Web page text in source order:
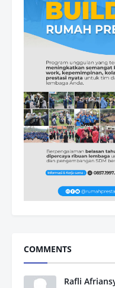
COMMENTS
Rafli